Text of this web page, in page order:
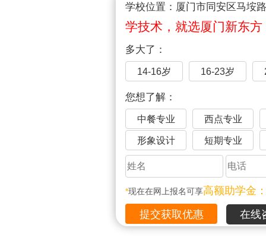
学校位置：厦门市同安区马垵
学技术，就选厦门新东方
多大了：
14-16岁 16-23岁
您想了解：
中餐专业 西点专业
形象设计 短期专业
*现在在网上报名可享高额助学金
在线